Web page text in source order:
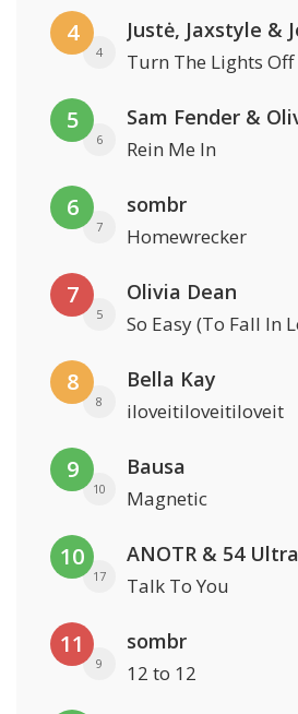
4
4
Justė, Jaxstyle &
Turn The Lights Off
5
6
Sam Fender &
Rein Me In
6
7
sombr
Homewrecker
7
5
Olivia Dean
So Easy (To Fall In
8
8
Bella Kay
iloveitiloveitiloveit
9
10
Bausa
Magnetic
10
17
ANOTR & 54 Ultra
Talk To You
11
9
sombr
12 to 12